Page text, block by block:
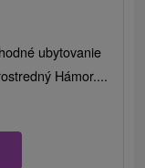
ubytovanie
Hámor....